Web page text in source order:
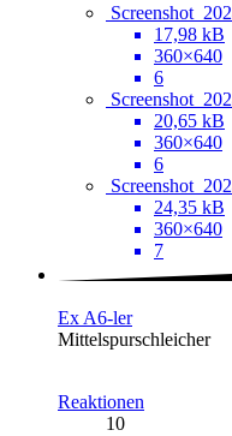
17,98 kB
360×640
6
20,65 kB
360×640
6
24,35 kB
360×640
7
Ex A6-ler
Mittelspurschleicher
Reaktionen
10